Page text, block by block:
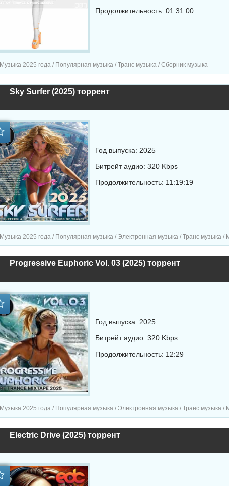
Продолжительность: 01:31:00
Музыка 2025 года / Популярная музыка / Транс музыка / Сборник музыка
Sky Surfer (2025) торрент
Год выпуска: 2025
Битрейт аудио: 320 Kbps
Продолжительность: 11:19:19
Музыка 2025 года / Популярная музыка / Электронная музыка / Транс музыка /
Progressive Euphoric Vol. 03 (2025) торрент
Год выпуска: 2025
Битрейт аудио: 320 Kbps
Продолжительность: 12:29
Музыка 2025 года / Популярная музыка / Электронная музыка / Транс музыка /
Electric Drive (2025) торрент